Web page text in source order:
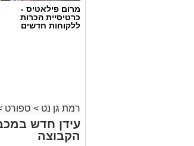
מרום פילאטיס -
כרטיסיית הכרות
ללקוחות חדשים
רמת גן נט > ספורט
עידן חדש
הקבוצה